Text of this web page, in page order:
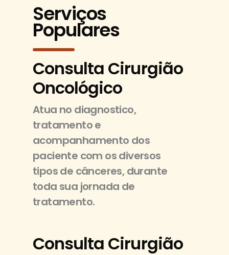
Serviços
Populares
Consulta Cirurgião
Oncológico
Atua no diagnostico,
tratamento e
acompanhamento dos
paciente com os diversos
tipos de cânceres, durante
toda sua jornada de
tratamento.
Consulta Cirurgião